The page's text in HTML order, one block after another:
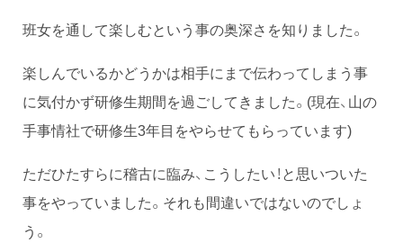
班女を通して楽しむという事の奥深さを知りました。
楽しんでいるかどうかは相手にまで伝わってしまう事
に気付かず研修生期間を過ごしてきました。(現在、山の
手事情社で研修生3年目をやらせてもらっています)
ただひたすらに稽古に臨み、こうしたい！と思いついた
事をやっていました。それも間違いではないのでしょ
う。